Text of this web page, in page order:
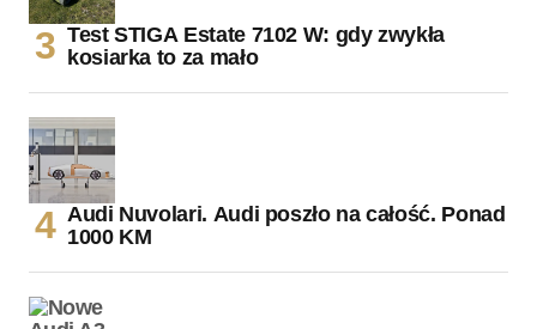
Test STIGA Estate 7102 W: gdy zwykła
kosiarka to za mało
Audi Nuvolari. Audi poszło na całość. Ponad
1000 KM